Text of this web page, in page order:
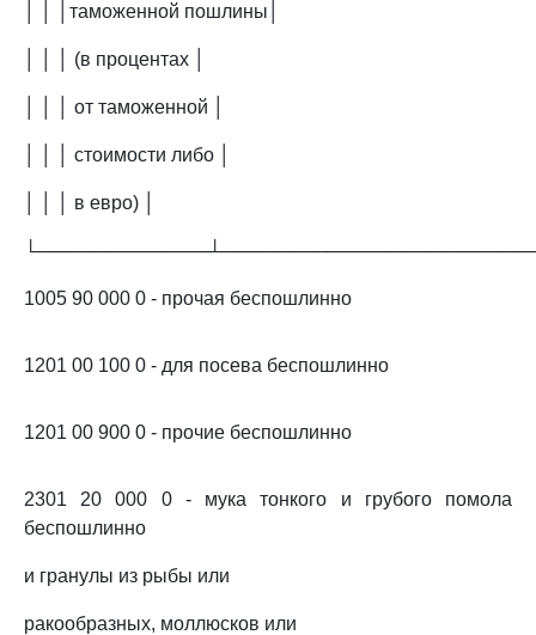
│ │ │таможенной пошлины│
│ │ │ (в процентах │
│ │ │ от таможенной │
│ │ │ стоимости либо │
│ │ │ в евро) │
1005 90 000 0 - прочая беспошлинно
1201 00 100 0 - для посева беспошлинно
1201 00 900 0 - прочие беспошлинно
2301 20 000 0 - мука тонкого и грубого помола
беспошлинно
и гранулы из рыбы или
ракообразных, моллюсков или